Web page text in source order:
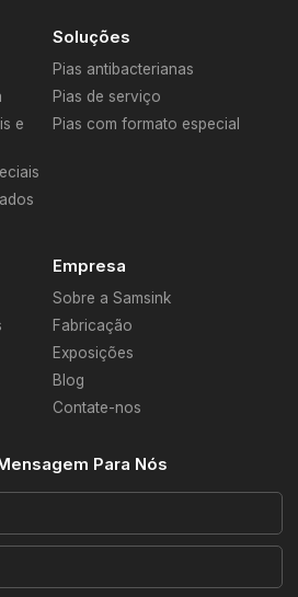
e
Soluções
Pias antibacterianas
Pias de serviço
Pias com formato especial
Empresa
Sobre a Samsink
Fabricação
Exposições
Blog
Contate-nos
Para Nós